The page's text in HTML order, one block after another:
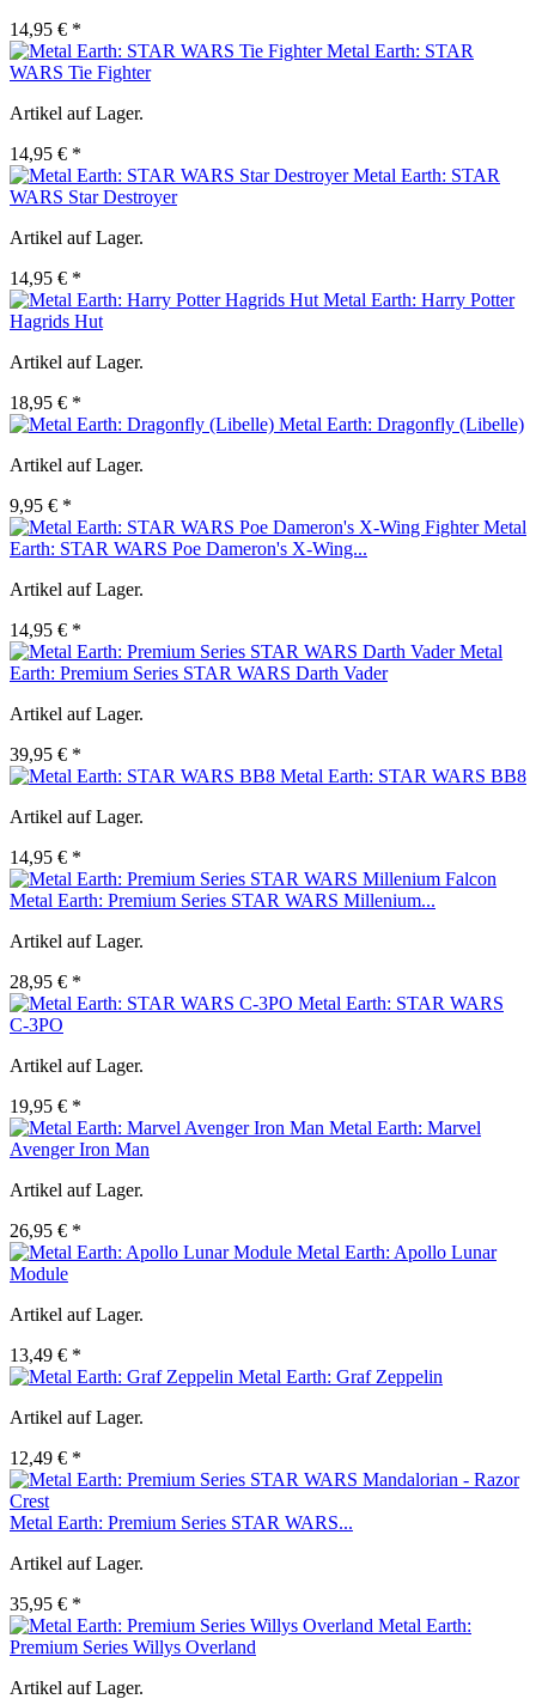
14,95 € *
Metal Earth: STAR
WARS Tie Fighter
Artikel auf Lager.
14,95 € *
Metal Earth: STAR
WARS Star Destroyer
Artikel auf Lager.
14,95 € *
Metal Earth: Harry Potter
Hagrids Hut
Artikel auf Lager.
18,95 € *
Metal Earth: Dragonfly (Libelle)
Artikel auf Lager.
9,95 € *
Metal
Earth: STAR WARS Poe Dameron's X-Wing...
Artikel auf Lager.
14,95 € *
Metal
Earth: Premium Series STAR WARS Darth Vader
Artikel auf Lager.
39,95 € *
Metal Earth: STAR WARS BB8
Artikel auf Lager.
14,95 € *
Metal Earth: Premium Series STAR WARS Millenium...
Artikel auf Lager.
28,95 € *
Metal Earth: STAR WARS
C-3PO
Artikel auf Lager.
19,95 € *
Metal Earth: Marvel
Avenger Iron Man
Artikel auf Lager.
26,95 € *
Metal Earth: Apollo Lunar
Module
Artikel auf Lager.
13,49 € *
Metal Earth: Graf Zeppelin
Artikel auf Lager.
12,49 € *
Metal Earth: Premium Series STAR WARS...
Artikel auf Lager.
35,95 € *
Metal Earth:
Premium Series Willys Overland
Artikel auf Lager.